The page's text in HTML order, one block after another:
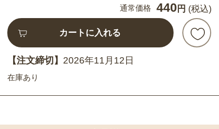
通常価格
440 円 (税込)
カートに入れる
【注文締切】 2026年11月12日
在庫あり